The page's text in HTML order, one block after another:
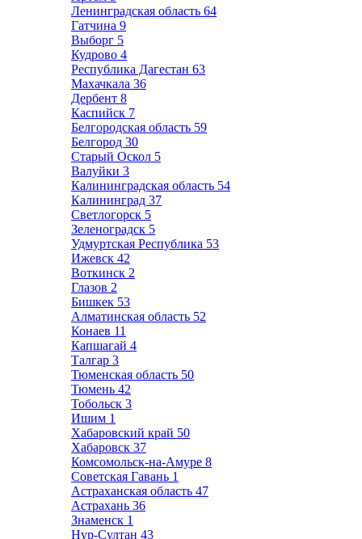
Ленинградская область 64
Гатчина 9
Выборг 5
Кудрово 4
Республика Дагестан 63
Махачкала 36
Дербент 8
Каспийск 7
Белгородская область 59
Белгород 30
Старый Оскол 5
Валуйки 3
Калининградская область 54
Калининград 37
Светлогорск 5
Зеленоградск 5
Удмуртская Республика 53
Ижевск 42
Воткинск 2
Глазов 2
Бишкек 53
Алматинская область 52
Конаев 11
Капшагай 4
Талгар 3
Тюменская область 50
Тюмень 42
Тобольск 3
Ишим 1
Хабаровский край 50
Хабаровск 37
Комсомольск-на-Амуре 8
Советская Гавань 1
Астраханская область 47
Астрахань 36
Знаменск 1
Нур-Султан 43